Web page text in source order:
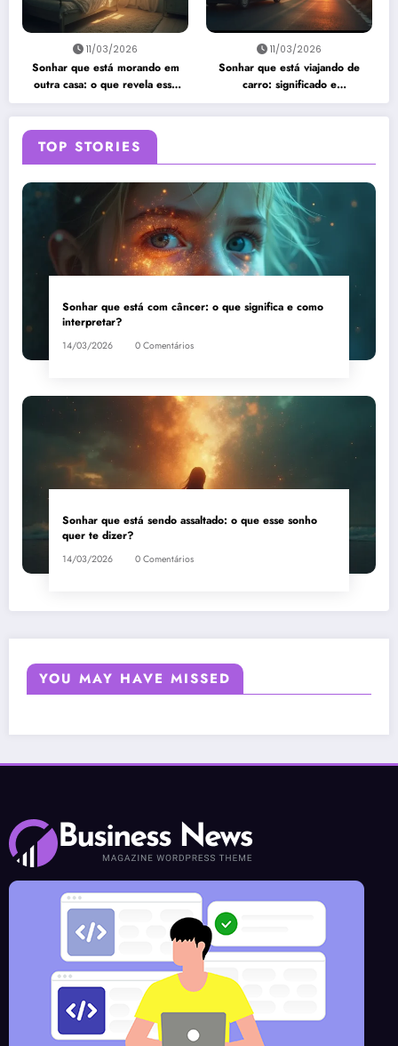
11/03/2026
Sonhar que está morando em
outra casa: o que revela esse
sonho?
11/03/2026
Sonhar que está viajando de
carro: significado e
interpretação
TOP STORIES
Sonhar que está com câncer: o que significa e como
interpretar?
14/03/2026 0 Comentários
Sonhar que está sendo assaltado: o que esse sonho
quer te dizer?
14/03/2026 0 Comentários
YOU MAY HAVE MISSED